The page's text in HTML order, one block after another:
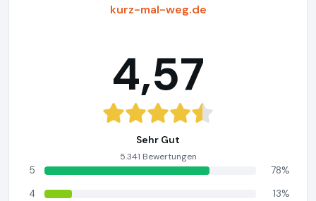
kurz-mal-weg.de
4,57
Sehr Gut
5.341 Bewertungen
5
78%
4
13%